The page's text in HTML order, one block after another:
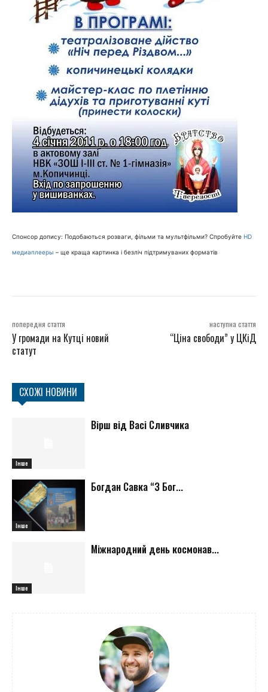
Спонсор допису: Подобаються розваги, фільми та мультфільми? Спробуйте HD
медиаплееры – ще краща картинка і безліч підтримуваних форматів
попередня стаття
У громади на Кутці новий
статут
наступна стаття
“Ціна свободи” у ЦКіД
СХОЖІ НОВИНИ
Інше
Вірш від Васі Сливчика
Інше
Богдан Савка “З Бог...
Інше
Міжнародний день космонав...